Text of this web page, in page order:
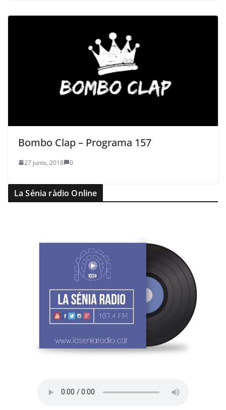
Bombo Clap – Programa 157
27 junio, 2018 0
La Sénia ràdio Online